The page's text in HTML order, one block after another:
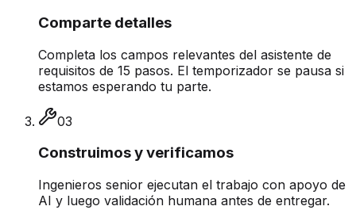
Comparte detalles
Completa los campos relevantes del asistente de
requisitos de 15 pasos. El temporizador se pausa si
estamos esperando tu parte.
03
Construimos y verificamos
Ingenieros senior ejecutan el trabajo con apoyo de
AI y luego validación humana antes de entregar.